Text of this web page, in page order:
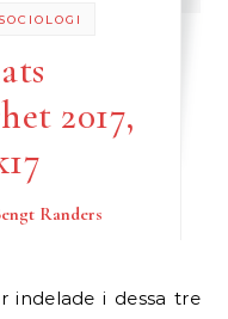
SOCIOLOGI
2017,
Randers